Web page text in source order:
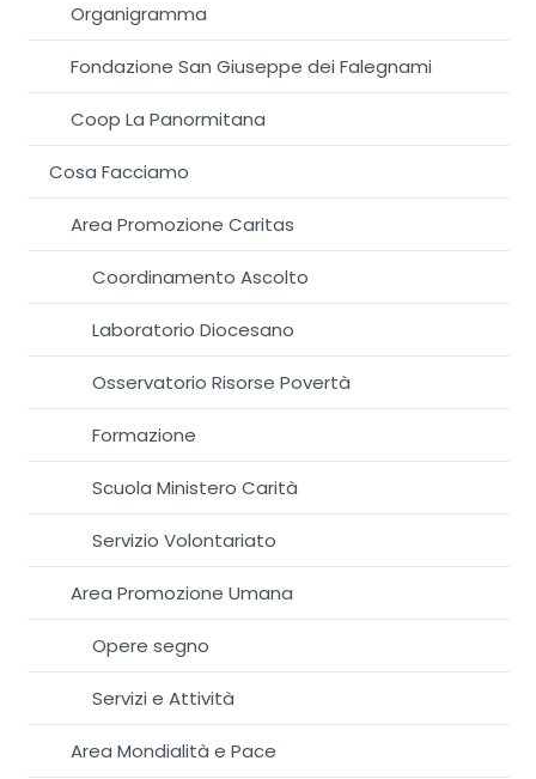
Organigramma
Fondazione San Giuseppe dei Falegnami
Coop La Panormitana
Cosa Facciamo
Area Promozione Caritas
Coordinamento Ascolto
Laboratorio Diocesano
Osservatorio Risorse Povertà
Formazione
Scuola Ministero Carità
Servizio Volontariato
Area Promozione Umana
Opere segno
Servizi e Attività
Area Mondialità e Pace